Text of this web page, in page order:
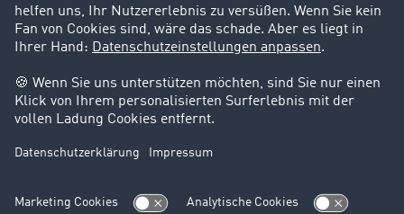
Pressekontakt
Unternehmenskommunikation